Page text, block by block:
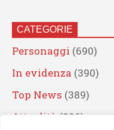
CATEGORIE
Personaggi (690)
In evidenza (390)
Top News (389)
Attualità (336)